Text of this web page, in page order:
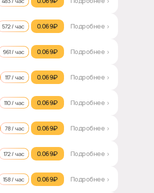
572 / час 0.069₽‎ Подробнее >
961 / час 0.069₽‎ Подробнее >
117 / час 0.069₽‎ Подробнее >
110 / час 0.069₽‎ Подробнее >
78 / час 0.069₽‎ Подробнее >
172 / час 0.069₽‎ Подробнее >
158 / час 0.069₽‎ Подробнее >